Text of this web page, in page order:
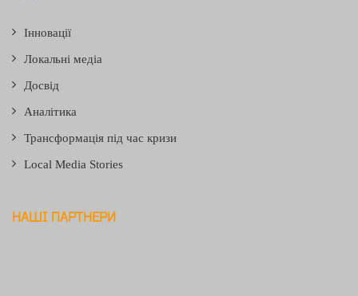
Інновації
Локальні медіа
Досвід
Аналітика
Трансформація під час кризи
Local Media Stories
НАШІ ПАРТНЕРИ